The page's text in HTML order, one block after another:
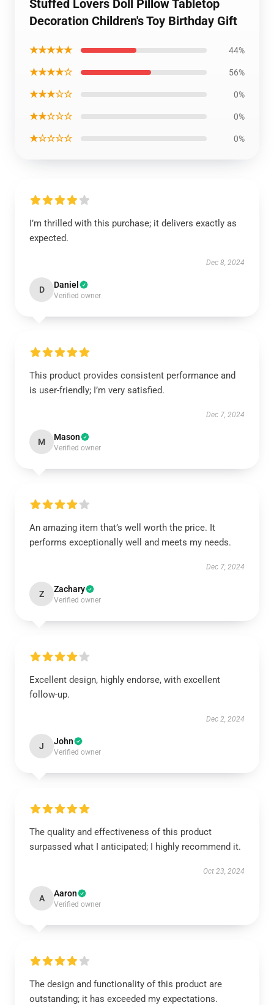
Stuffed Lovers Doll Pillow Tabletop
Decoration Children's Toy Birthday Gift
★★★★★ 44%
★★★★☆ 56%
★★★☆☆ 0%
★★☆☆☆ 0%
★☆☆☆☆ 0%
I’m thrilled with this purchase; it delivers exactly as
expected.
Dec 8, 2024
D Daniel
Verified owner
This product provides consistent performance and
is user-friendly; I’m very satisfied.
Dec 7, 2024
M Mason
Verified owner
An amazing item that’s well worth the price. It
performs exceptionally well and meets my needs.
Dec 7, 2024
Z Zachary
Verified owner
Excellent design, highly endorse, with excellent
follow-up.
Dec 2, 2024
J John
Verified owner
The quality and effectiveness of this product
surpassed what I anticipated; I highly recommend it.
Oct 23, 2024
A Aaron
Verified owner
The design and functionality of this product are
outstanding; it has exceeded my expectations.